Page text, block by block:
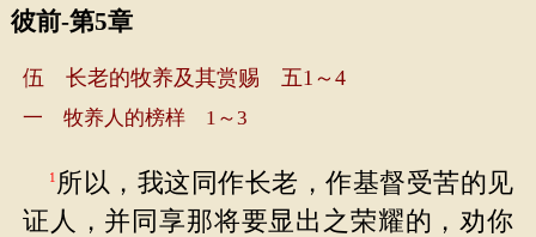
彼前-第5章
伍 长老的牧养及其赏赐 五1～4
一 牧养人的榜样 1～3
1 所以，我这同作长老，作基督受苦的见
证人，并同享那将要显出之荣耀的，劝你